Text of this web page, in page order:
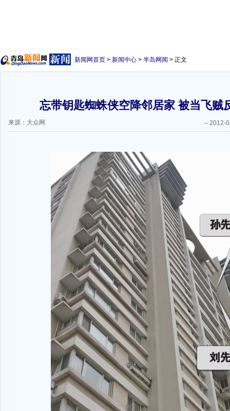
新闻网首页 > 新闻中心 > 半岛网闻 > 正文
忘带钥匙蜘蛛侠空降邻居家 被当飞贼
来源：大众网 -- 2012-